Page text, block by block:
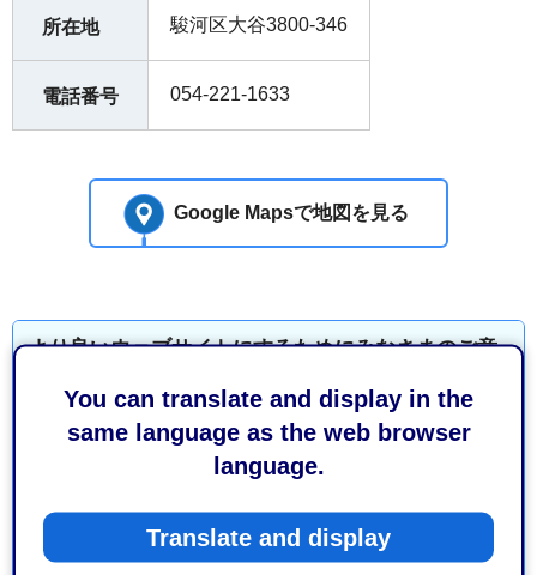
You can translate and display in the
same language as the web browser
language.
Translate and display
所在地 駿河区大谷3800-346
電話番号 054-221-1633
Google Mapsで地図を見る
より良いウェブサイトにするためにみなさまのご意
このページの情報は役に立ちましたか？
2：ふつう
3：役に立たなかった
このページの情報は見つけやすかったですか？